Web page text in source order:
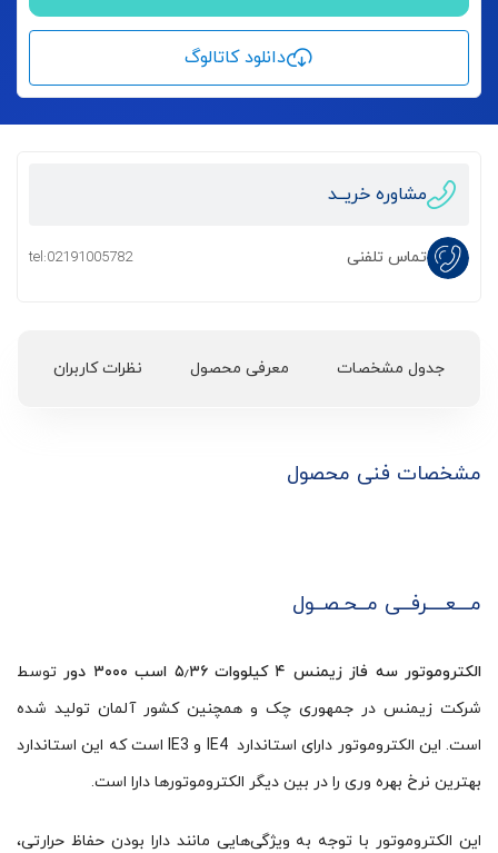
دانلود کاتالوگ
مشاوره خریــد
تماس تلفنی tel:02191005782
جدول مشخصات معرفی محصول نظرات کاربران
مشخصات فنی محصول
مـــعــــرفــی مــحـصــول
الکتروموتور سه فاز زیمنس ۴ کیلووات ۵٫۳۶ اسب ۳۰۰۰ دور
توسط
شرکت زیمنس در جمهوری چک و همچنین کشور آلمان تولید شده
است. این الکتروموتور دارای استاندارد IE4 و IE3 است که این استاندارد
بهترین نرخ بهره وری را در بین دیگر الکتروموتورها دارا است.
این الکتروموتور با توجه به ویژگی‌هایی مانند دارا بودن حفاظ حرارتی،